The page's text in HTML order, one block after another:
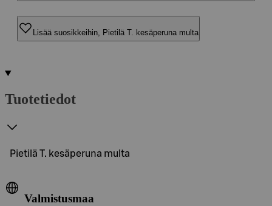
Lisää suosikkeihin, Pietilä T. kesäperuna multa
Tuotetiedot
Pietilä T. kesäperuna multa
Valmistusmaa